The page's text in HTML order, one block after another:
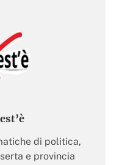
di politica,
e provincia